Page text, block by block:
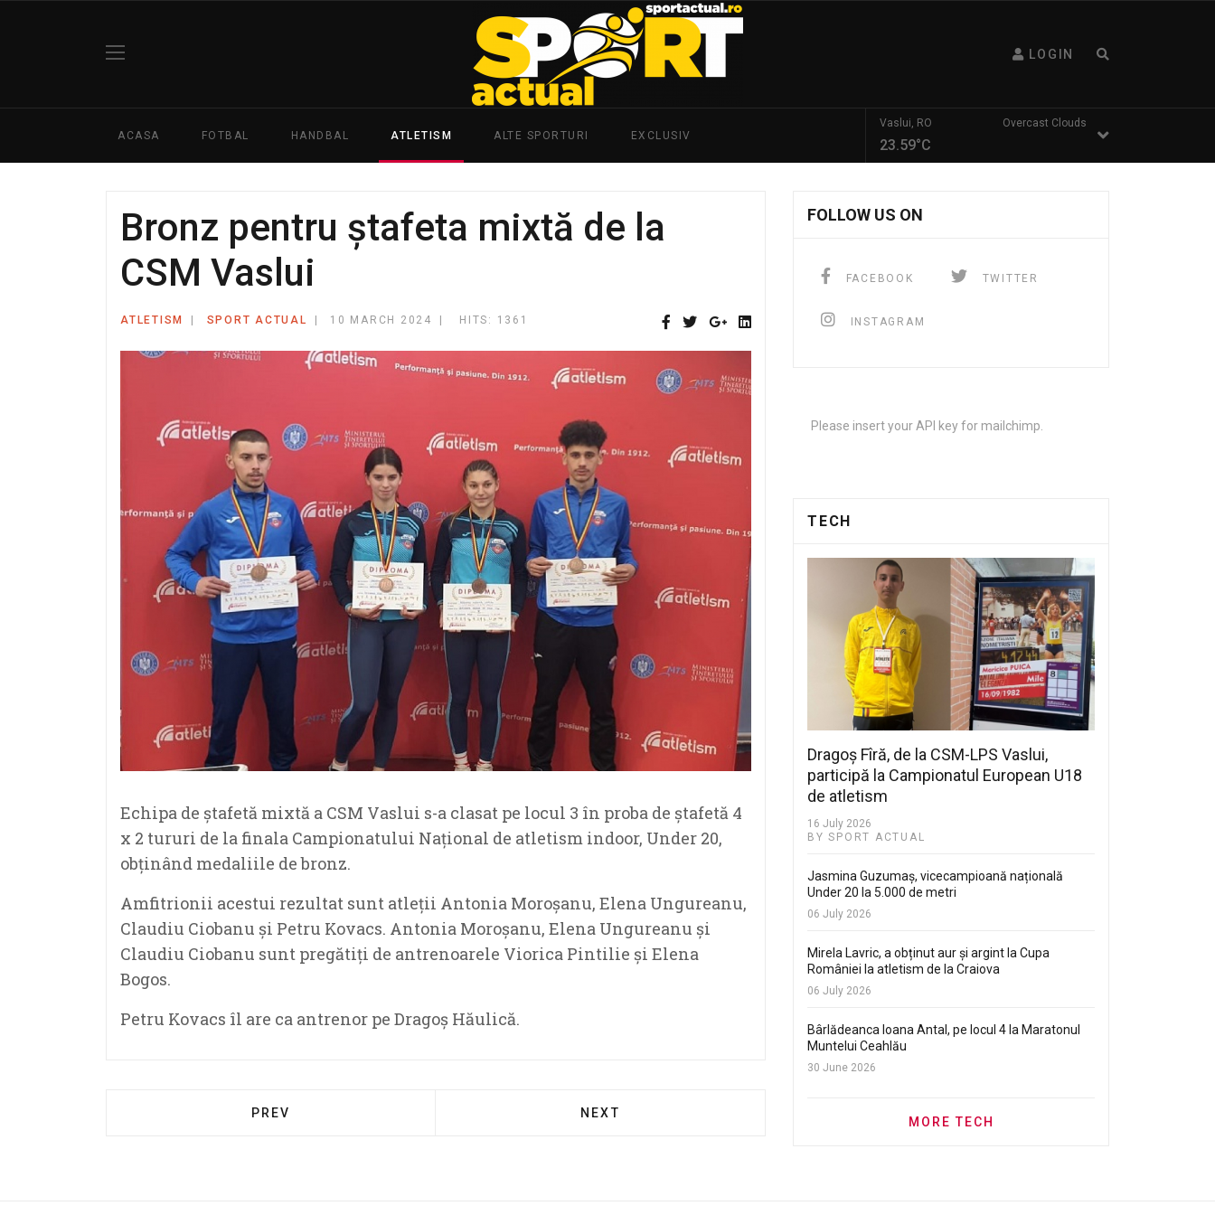
LOGIN
ACASA FOTBAL HANDBAL ATLETISM ALTE SPORTURI EXCLUSIV
Vaslui, RO
23.59°C
Overcast Clouds
Bronz pentru ștafeta mixtă de la
CSM Vaslui
ATLETISM SPORT ACTUAL 10 MARCH 2024 HITS: 1361
Echipa de ștafetă mixtă a CSM Vaslui s-a clasat pe locul 3 în proba de ștafetă 4
x 2 tururi de la finala Campionatului Național de atletism indoor, Under 20,
obținând medaliile de bronz.
Amfitrionii acestui rezultat sunt atleții Antonia Moroșanu, Elena Ungureanu,
Claudiu Ciobanu și Petru Kovacs. Antonia Moroșanu, Elena Ungureanu și
Claudiu Ciobanu sunt pregătiți de antrenoarele Viorica Pintilie și Elena
Bogos.
Petru Kovacs îl are ca antrenor pe Dragoș Hăulică.
PREV NEXT
FOLLOW US ON
FACEBOOK TWITTER
INSTAGRAM
Please insert your API key for mailchimp.
TECH
Dragoș Fîră, de la CSM-LPS Vaslui,
participă la Campionatul European U18
de atletism
16 July 2026
BY SPORT ACTUAL
Jasmina Guzumaș, vicecampioană națională
Under 20 la 5.000 de metri
06 July 2026
Mirela Lavric, a obținut aur și argint la Cupa
României la atletism de la Craiova
06 July 2026
Bârlădeanca Ioana Antal, pe locul 4 la Maratonul
Muntelui Ceahlău
30 June 2026
MORE TECH